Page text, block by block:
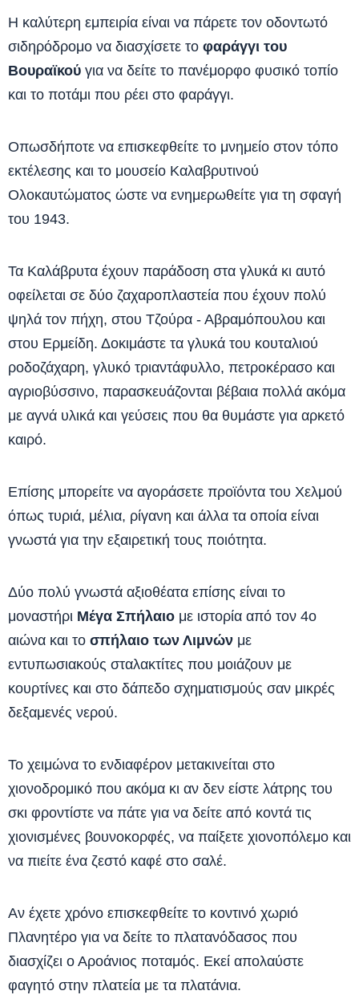
Η καλύτερη εμπειρία είναι να πάρετε τον οδοντωτό
σιδηρόδρομο να διασχίσετε το φαράγγι του
Βουραϊκού για να δείτε το πανέμορφο φυσικό τοπίο
και το ποτάμι που ρέει στο φαράγγι.
Οπωσδήποτε να επισκεφθείτε το μνημείο στον τόπο
εκτέλεσης και το μουσείο Καλαβρυτινού
Ολοκαυτώματος ώστε να ενημερωθείτε για τη σφαγή
του 1943.
Τα Καλάβρυτα έχουν παράδοση στα γλυκά κι αυτό
οφείλεται σε δύο ζαχαροπλαστεία που έχουν πολύ
ψηλά τον πήχη, στου Τζούρα - Αβραμόπουλου και
στου Ερμείδη. Δοκιμάστε τα γλυκά του κουταλιού
ροδοζάχαρη, γλυκό τριαντάφυλλο, πετροκέρασο και
αγριοβύσσινο, παρασκευάζονται βέβαια πολλά ακόμα
με αγνά υλικά και γεύσεις που θα θυμάστε για αρκετό
καιρό.
Επίσης μπορείτε να αγοράσετε προϊόντα του Χελμού
όπως τυριά, μέλια, ρίγανη και άλλα τα οποία είναι
γνωστά για την εξαιρετική τους ποιότητα.
Δύο πολύ γνωστά αξιοθέατα επίσης είναι το
μοναστήρι Μέγα Σπήλαιο με ιστορία από τον 4ο
αιώνα και το σπήλαιο των Λιμνών με
εντυπωσιακούς σταλακτίτες που μοιάζουν με
κουρτίνες και στο δάπεδο σχηματισμούς σαν μικρές
δεξαμενές νερού.
Το χειμώνα το ενδιαφέρον μετακινείται στο
χιονοδρομικό που ακόμα κι αν δεν είστε λάτρης του
σκι φροντίστε να πάτε για να δείτε από κοντά τις
χιονισμένες βουνοκορφές, να παίξετε χιονοπόλεμο και
να πιείτε ένα ζεστό καφέ στο σαλέ.
Αν έχετε χρόνο επισκεφθείτε το κοντινό χωριό
Πλανητέρο για να δείτε το πλατανόδασος που
διασχίζει ο Αροάνιος ποταμός. Εκεί απολαύστε
φαγητό στην πλατεία με τα πλατάνια.